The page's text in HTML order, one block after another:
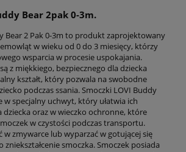
Bear 2pak 0-3m.
Bear 2 Pak 0-3m to produkt zaprojektowany
w wieku od 0 do 3 miesięcy, którzy
wsparcia w procesie uspokajania.
z miękkiego, bezpiecznego dla dziecka
kształt, który pozwala na swobodne
podczas ssania. Smoczki LOVI Buddy
w specjalny uchwyt, który ułatwia ich
oraz w wieczko ochronne, które
w czystości podczas transportu.
w zmywarce lub wyparzać w gotującej się
zniekształcenie smoczka. Smoczek posiada